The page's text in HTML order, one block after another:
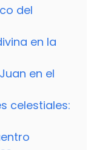
del
en la
en el
celestiales: